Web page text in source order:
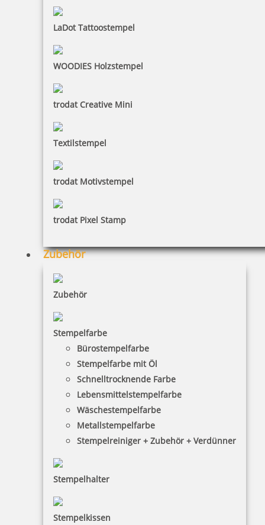
LaDot Tattoostempel
WOODIES Holzstempel
trodat Creative Mini
Textilstempel
trodat Motivstempel
trodat Pixel Stamp
Zubehör
Zubehör
Stempelfarbe
Bürostempelfarbe
Stempelfarbe mit Öl
Schnelltrocknende Farbe
Lebensmittelstempelfarbe
Wäschestempelfarbe
Metallstempelfarbe
Stempelreiniger + Zubehör + Verdünner
Stempelhalter
Stempelkissen
Trodat Professional 54120 Datumstempel mit Text 116 x 70 mm
145,57 €
Jetzt gestalten
56x33 mm
Jetzt gestalten
Trodat Printy 4724 Datumstempel m. Text 40x40 mm